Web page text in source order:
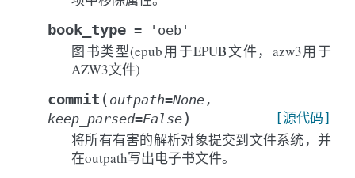
book_type = 'oeb'
图书类型(epub用于EPUB文件，azw3用于
AZW3文件)
commit ( outpath=None ,
keep_parsed=False) [源代码]
将所有有害的解析对象提交到文件系统，并
在outpath写出电子书文件。